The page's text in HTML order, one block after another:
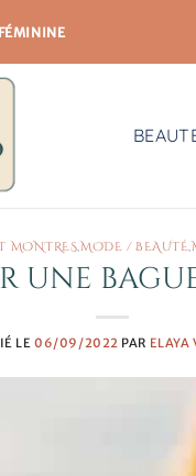
MONTRES,MODE / BEAUTÉ,
bague
LE06/09/2022 PAR ELAYA